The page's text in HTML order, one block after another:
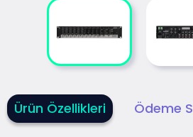
Ürün Özellikleri Ödeme